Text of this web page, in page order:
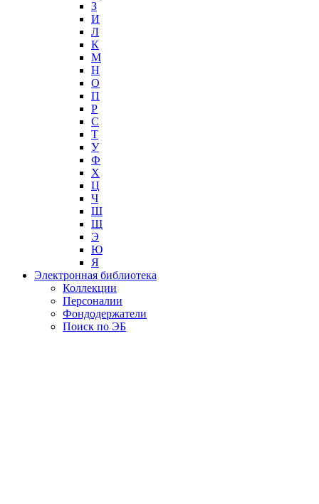
З
И
Л
К
М
Н
О
П
Р
С
Т
У
Ф
Х
Ц
Ч
Ш
Щ
Э
Ю
Я
Электронная библиотека
Коллекции
Персоналии
Фондодержатели
Поиск по ЭБ